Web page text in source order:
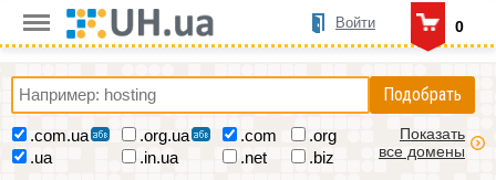
0
Войти
Подобрать
.com.ua .org.ua .com
.org
.ua
.in.ua .net .biz
Показать
все домены